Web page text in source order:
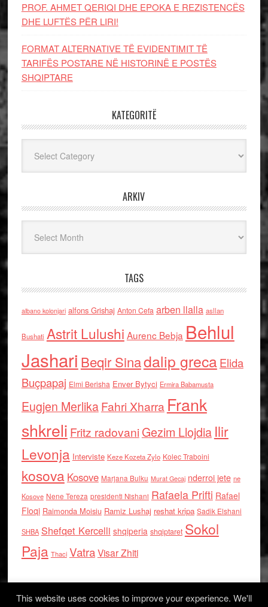
PROF. AHMET QERIQI DHE EPOKA E REZISTENCЁS
DHE LUFTЁS PЁR LIRI!
FORMAT ALTERNATIVE TË EVIDENTIMIT TË
TARIFËS POSTARE NË HISTORINË E POSTËS
SHQIPTARE
KATEGORITË
ARKIV
TAGS
albano kolonjari alfons Grishaj Anton Cefa arben llalla asllan
Bushati Astrit Lulushi Aurenc Bebja Behlul
Jashari Beqir Sinadalip grecaElida
Buçpapaj Elmi Berisha Enver Bytyci Ermira Babamusta
Eugjen MerlikaFahri Xharra Frank
shkreli Fritz radovaniGezim Llojdia Ilir
Levonja Interviste Keze Kozeta Zylo Kolec Traboini
kosova Kosove Marjana Bulku Murat Gecaj nderroi jete ne
Kosove Nene Tereza presidenti Nishani Rafaela Prifti Rafael
Floqi Raimonda Moisiu Ramiz Lushaj reshat kripa Sadik Elshani
SHBA Shefqet Kercelli shqiperia shqiptaret Sokol
Paja Thaci VatraVisar Zhiti
This website uses cookies to improve your experience. We'll